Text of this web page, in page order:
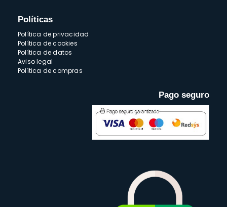
Políticas
Política de privacidad
Política de cookies
Política de datos
Aviso legal
Política de compras
Pago seguro